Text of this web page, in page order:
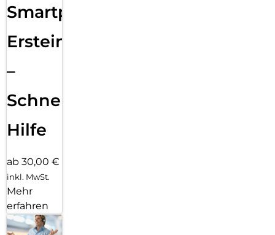
Smartphone
Ersteinrichtung
–
Schnelle
Hilfe
ab 30,00 €
inkl. MwSt.
Mehr
erfahren